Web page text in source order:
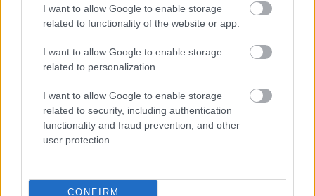
I want to allow Google to enable storage
related to functionality of the website or app.
I want to allow Google to enable storage
related to personalization.
I want to allow Google to enable storage
related to security, including authentication
functionality and fraud prevention, and other
user protection.
CONFIRM
Kiszáradtak a lakiteleki
vízválság a Homokhátságon
(videóval)
Kettészakadt az ország 2024 augusztusában a lehullott
hatalmas csapadékmennyiség következtében: a Dunán
jelentős árhullám vonult le, a Tisza pedig olyan